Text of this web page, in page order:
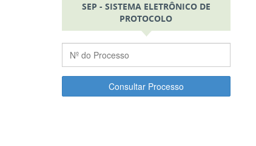
SEP - SISTEMA ELETRÔNICO DE
PROTOCOLO
Consultar Processo